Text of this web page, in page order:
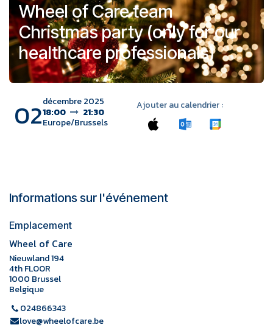
Wheel of Care team
Christmas party (only for our
healthcare professionals)
02décembre 2025
18:00
21:30
Europe/Brussels
Ajouter au calendrier :
Informations sur l'événement
Emplacement
Wheel of Care
Nieuwland 194
4th FLOOR
1000 Brussel
Belgique
024866343
love@wheelofcare.be